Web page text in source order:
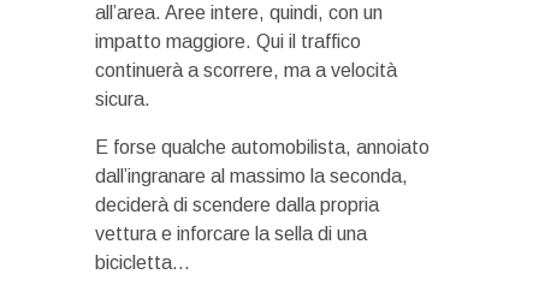
all’area. Aree intere, quindi, con un
impatto maggiore. Qui il traffico
continuerà a scorrere, ma a velocità
sicura.
E forse qualche automobilista, annoiato
dall’ingranare al massimo la seconda,
deciderà di scendere dalla propria
vettura e inforcare la sella di una
bicicletta…